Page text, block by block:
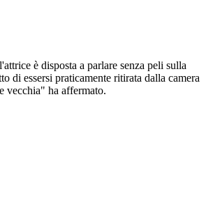
è disposta a parlare senza peli sulla
di essersi praticamente ritirata dalla camera
vecchia" ha affermato.